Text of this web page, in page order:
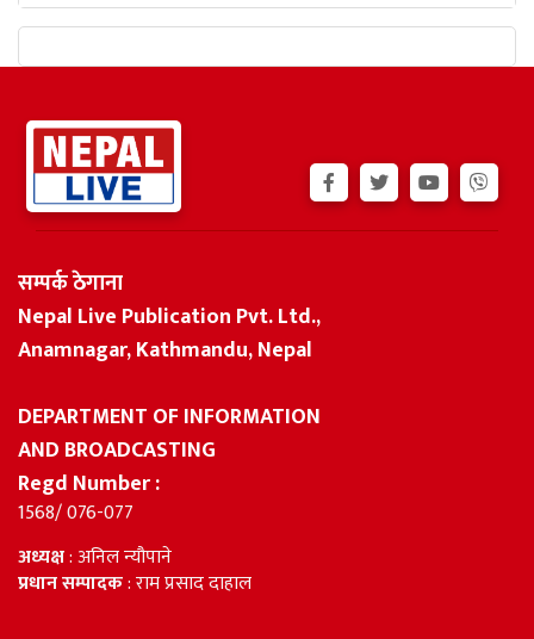
सम्पर्क ठेगाना
Nepal Live Publication Pvt. Ltd.,
Anamnagar, Kathmandu, Nepal
DEPARTMENT OF INFORMATION
AND BROADCASTING
Regd Number :
1568/ 076-077
अध्यक्ष: अनिल न्यौपाने
प्रधान सम्पादक: राम प्रसाद दाहाल